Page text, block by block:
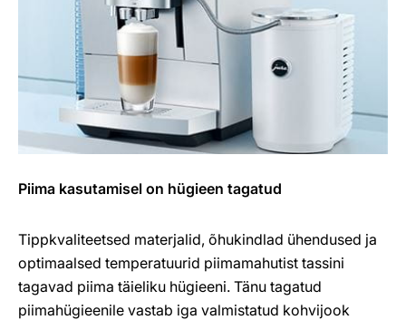
Piima kasutamisel on hügieen tagatud
Tippkvaliteetsed materjalid, õhukindlad ühendused ja
optimaalsed temperatuurid piimamahutist tassini
tagavad piima täieliku hügieeni. Tänu tagatud
piimahügieenile vastab iga valmistatud kohvijook